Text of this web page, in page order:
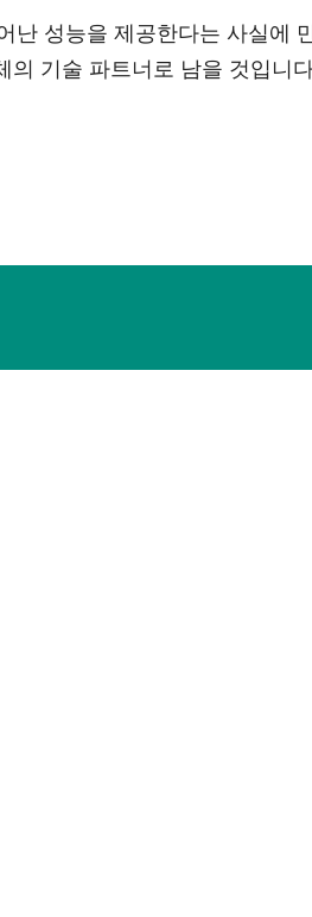
성능을 제공한다는 사실에
의 기술 파트너로 남을 것입니